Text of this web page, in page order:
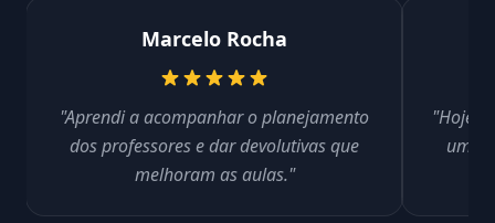
Marcelo Rocha
"Aprendi a acompanhar o planejamento
dos professores e dar devolutivas que
melhoram as aulas."
"Hoje
um